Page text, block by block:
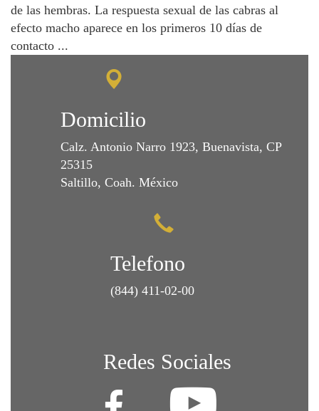
de las hembras. La respuesta sexual de las cabras al
efecto macho aparece en los primeros 10 días de
contacto ...
Domicilio
Calz. Antonio Narro 1923, Buenavista, CP
25315
Saltillo, Coah. México
Telefono
(844) 411-02-00
Redes Sociales